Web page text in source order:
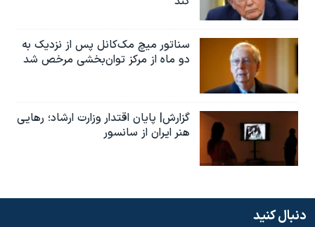
سناتور میچ مک‌کانل پس از نزدیک به
دو ماه از مرکز توان‌بخشی مرخص شد
گزارش| پایان اقتدار وزارت ارشاد؛ رهایی
هنر ایران از سانسور
دنبال کنید